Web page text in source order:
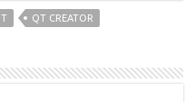
QT CREATOR